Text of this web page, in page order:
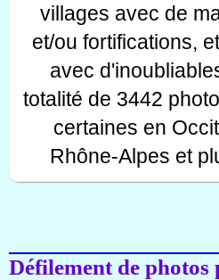
villages avec de
et/ou fortifications,
avec
totalité de 3442
certaines en
Rhône-Alpes et
Défilement de